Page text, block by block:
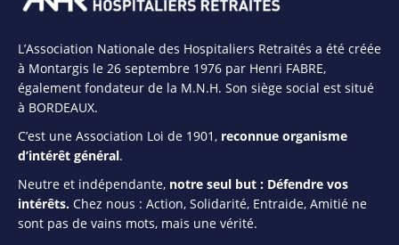
L’Association Nationale des Hospitaliers Retraités a été créée
à Montargis le 26 septembre 1976 par Henri FABRE,
également fondateur de la M.N.H. Son siège social est situé
à BORDEAUX.
C’est une Association Loi de 1901, reconnue organisme
d’intérêt général.
Neutre et indépendante, notre seul but : Défendre vos
intérêts. Chez nous : Action, Solidarité, Entraide, Amitié ne
sont pas de vains mots, mais une vérité.